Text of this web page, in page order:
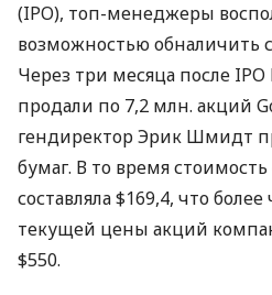
(IPO), топ-менеджеры
возможностью обналичить
Через три месяца после
продали по 7,2 млн. акций
гендиректор Эрик Шмидт
бумаг. В то время
составляла $169,4, что
текущей цены акций
$550.